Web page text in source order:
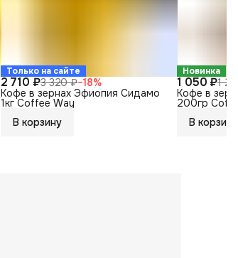
Только на сайте
2 710 ₽3 320 ₽−18%
Кофе в зернах Эфиопия Сидамо
1кг Coffee Way
В корзину
Новинка
1 050 ₽1
Кофе в
200гр
В корзину